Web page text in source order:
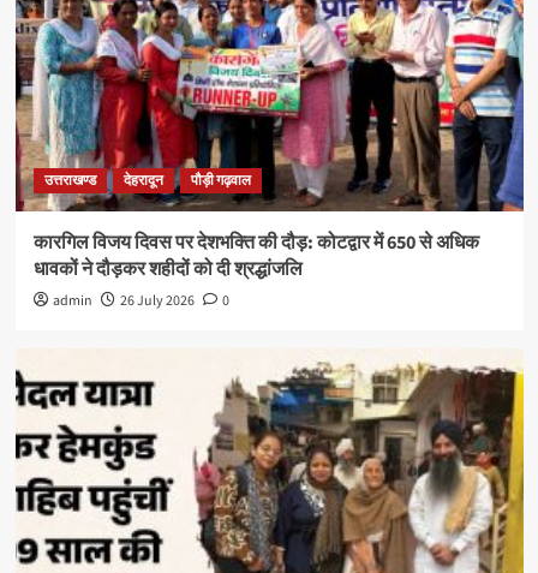
उत्तराखण्ड देहरादून पौड़ी गढ़वाल
कारगिल विजय दिवस पर देशभक्ति की दौड़: कोटद्वार में 650 से अधिक
धावकों ने दौड़कर शहीदों को दी श्रद्धांजलि
admin 26 July 2026 0